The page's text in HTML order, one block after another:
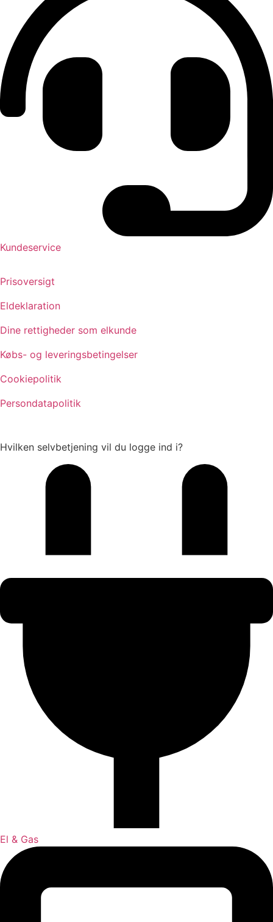
Kundeservice
Prisoversigt
Eldeklaration
Dine rettigheder som elkunde
Købs- og leveringsbetingelser
Cookiepolitik
Persondatapolitik
Hvilken selvbetjening vil du logge ind i?
El & Gas